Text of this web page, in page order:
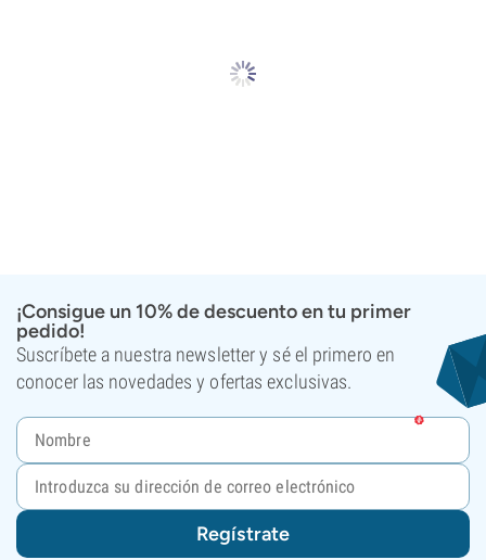
¡Consigue un 10% de descuento en tu primer
pedido!
Suscríbete a nuestra newsletter y sé el primero en
conocer las novedades y ofertas exclusivas.
Regístrate